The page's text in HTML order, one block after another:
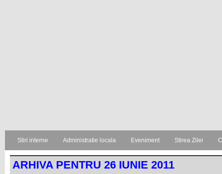
Stiri interne Administratie locala Eveniment Stirea Zilei
ARHIVA PENTRU 26 IUNIE 2011